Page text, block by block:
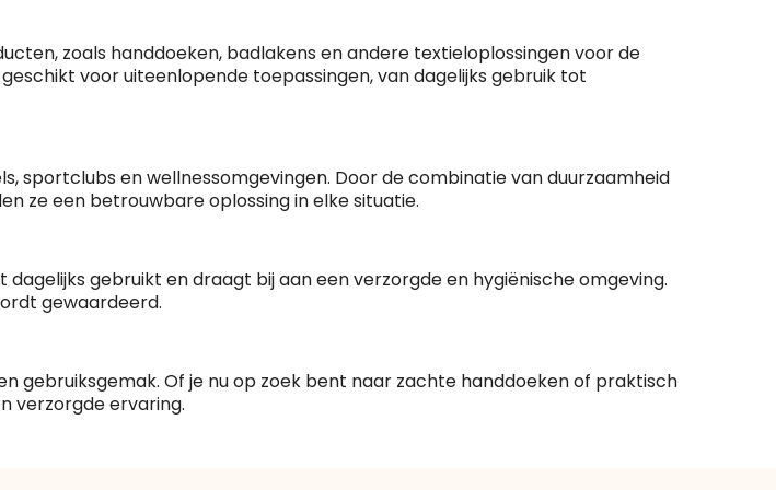
zoals handdoeken, badlakens en andere textieloplossingen voor de
voor uiteenlopende toepassingen, van dagelijks gebruik tot
sportclubs en wellnessomgevingen. Door de combinatie van duurzaamheid
ze een betrouwbare oplossing in elke situatie.
gebruikt en draagt bij aan een verzorgde en hygiënische omgeving.
gewaardeerd.
Of je nu op zoek bent naar zachte handdoeken of praktisch
verzorgde ervaring.
Geverifieerd
Linkkado
linkkado.be
22
op de
spamvrij
hoog
het
u met
op en